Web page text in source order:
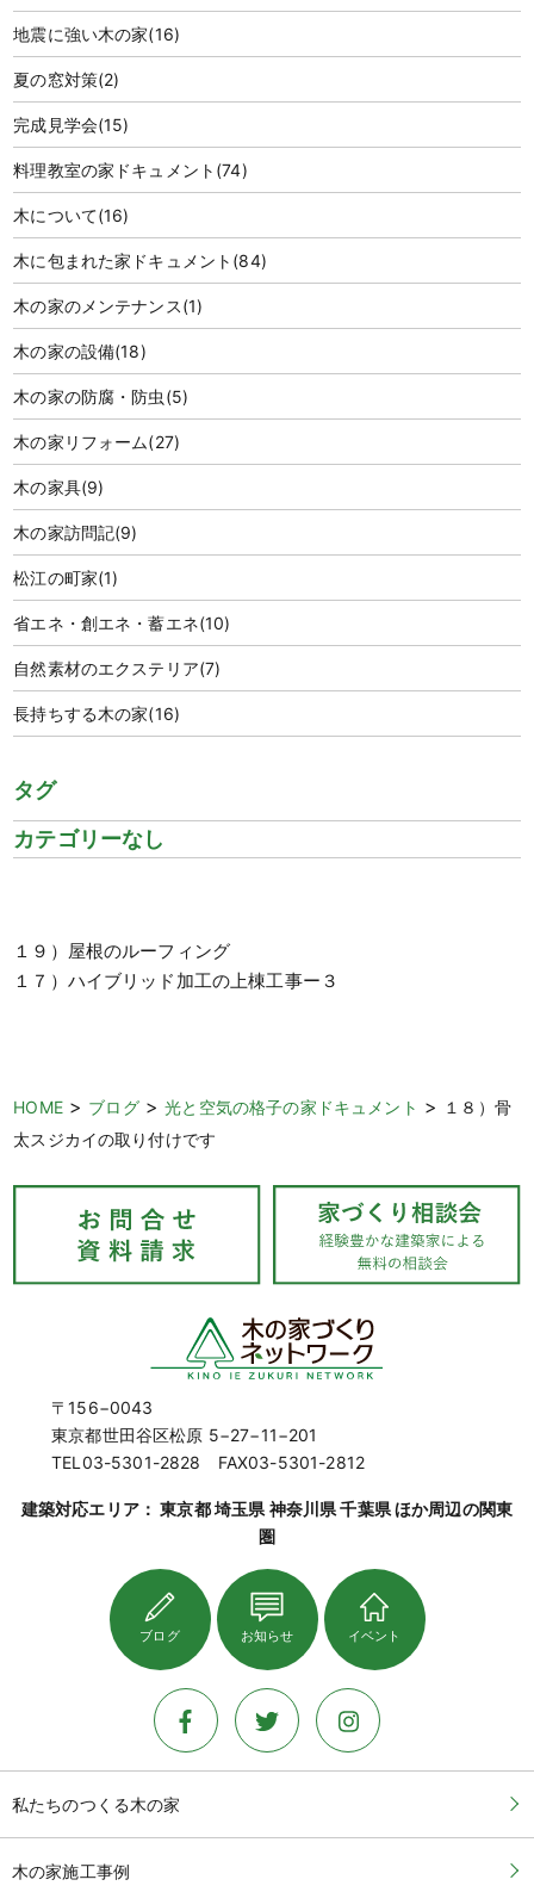
地震に強い木の家(16)
夏の窓対策(2)
完成見学会(15)
料理教室の家ドキュメント (74)
木について(16)
木に包まれた家ドキュメント (84)
木の家のメンテナンス(1)
木の家の設備(18)
木の家の防腐・防虫 (5)
木の家リフォーム(27)
木の家具(9)
木の家訪問記(9)
松江の町家(1)
省エネ・創エネ・蓄エネ(10)
自然素材のエクステリア(7)
長持ちする木の家(16)
タグ
カテゴリーなし
１９）屋根のルーフィング
１７）ハイブリッド加工の上棟工事ー３
HOME> ブログ>光と空気の格子の家ドキュメント > １８）骨
太スジカイの取り付けです
〒156−0043
東京都世田谷区松原 5−27−11−201
TEL03-5301-2828 FAX03-5301-2812
建築対応エリア： 東京都 埼玉県 神奈川県 千葉県 ほか周辺の関東
圏
ブログ お知らせ イベント
私たちのつくる木の家
木の家施工事例